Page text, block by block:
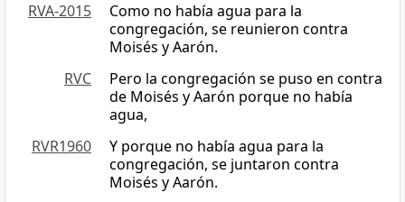
RVA-2015
Como no había agua para la
congregación, se reunieron contra
Moisés y Aarón.
RVC
Pero la congregación se puso en contra
de Moisés y Aarón porque no había
agua,
RVR1960
Y porque no había agua para la
congregación, se juntaron contra
Moisés y Aarón.